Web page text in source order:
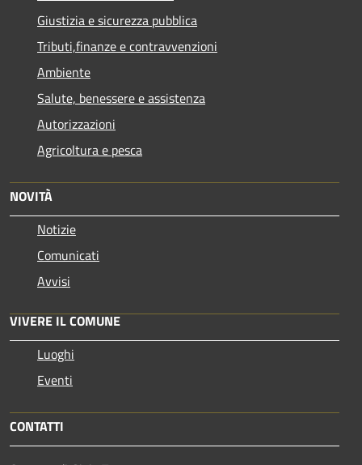
Giustizia e sicurezza pubblica
Tributi,finanze e contravvenzioni
Ambiente
Salute, benessere e assistenza
Autorizzazioni
Agricoltura e pesca
NOVITÀ
Notizie
Comunicati
Avvisi
VIVERE IL COMUNE
Luoghi
Eventi
CONTATTI